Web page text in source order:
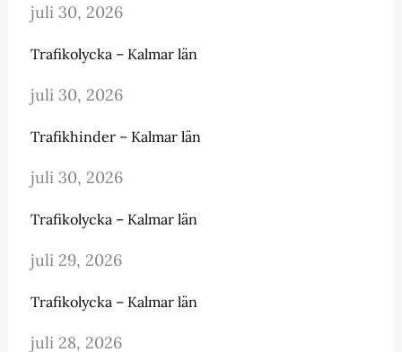
juli 30, 2026
Trafikolycka – Kalmar län
juli 30, 2026
Trafikhinder – Kalmar län
juli 30, 2026
Trafikolycka – Kalmar län
juli 29, 2026
Trafikolycka – Kalmar län
juli 28, 2026